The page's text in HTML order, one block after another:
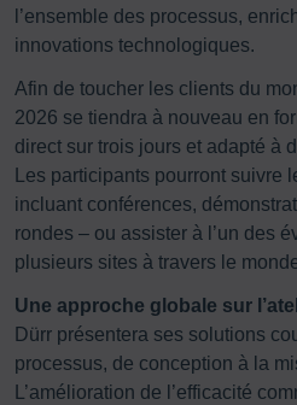
l’ensemble des processus,
innovations technologiques.
Afin de toucher les clients du
2026 se tiendra à nouveau en
direct sur trois jours et adapté à
Les participants pourront suivre
incluant conférences,
rondes – ou assister à l’un des
plusieurs sites à travers le
Une approche globale sur
Dürr présentera ses solutions
processus, de conception à la
L’amélioration de l’efficacité